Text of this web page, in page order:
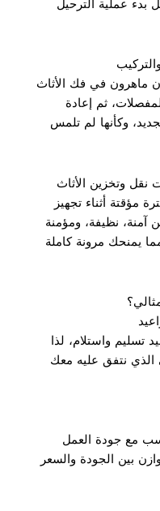
بدء عملية الترحيل
ماهرون في فك الأثاث
ثم إعادة
وكأنها لم تلمس
نقل وتخزين الأثاث
مؤقتة أثناء تجهيز
آمنة، نظيفة، ومؤمنة
يمنحك مرونة كاملة
تسليم واستلام، لذا
الذي نتفق عليه معك
مع جودة العمل
بين الجودة والسعر